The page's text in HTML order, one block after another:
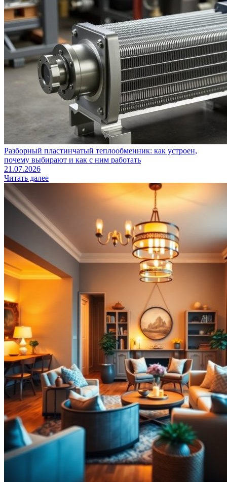
Разборный пластинчатый теплообменник: как устроен,
почему выбирают и как с ним работать
21.07.2026
Читать далее